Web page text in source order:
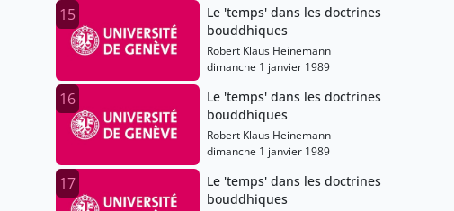
15
Le 'temps' dans les doctrines
bouddhiques
Robert Klaus Heinemann
dimanche 1 janvier 1989
16
Le 'temps' dans les doctrines
bouddhiques
Robert Klaus Heinemann
dimanche 1 janvier 1989
17
Le 'temps' dans les doctrines
bouddhiques